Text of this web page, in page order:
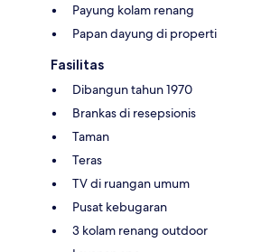
Payung kolam renang
Papan dayung di properti
Fasilitas
Dibangun tahun 1970
Brankas di resepsionis
Taman
Teras
TV di ruangan umum
Pusat kebugaran
3 kolam renang outdoor